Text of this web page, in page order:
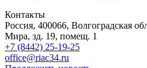
Контакты
Россия, 400066, Волгоградская
Мира, зд. 19, помещ. 1
+7 (8442) 25-19-25
office@riac34.ru